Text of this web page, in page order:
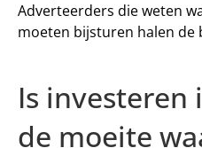
Adverteerders die weten
moeten bijsturen halen de
Is investeren
de moeite